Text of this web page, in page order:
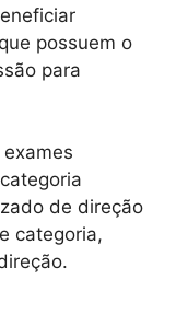
possuem o
para
de direção
categoria,